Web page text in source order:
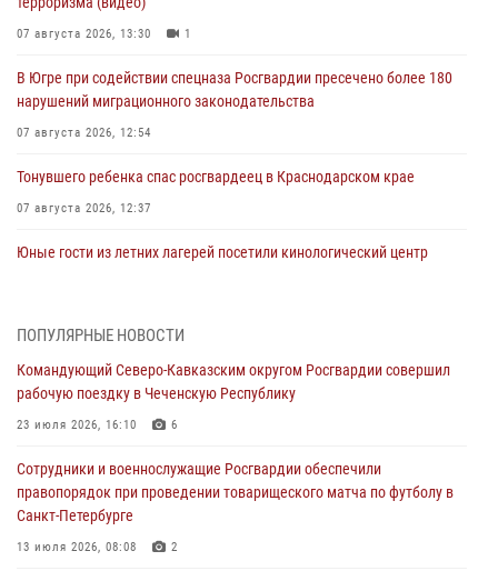
07 августа 2026, 13:30 1
В Югре при содействии спецназа Росгвардии пресечено более 180
нарушений миграционного законодательства
07 августа 2026, 12:54
Тонувшего ребенка спас росгвардеец в Краснодарском крае
07 августа 2026, 12:37
Юные гости из летних лагерей посетили кинологический центр
выпуска «Легенды армии с Александром Маршалом»
07 августа 2026, 12:00
ветераны военной контрразведки почтили память Николая
Кузнецова
07 августа 2026, 12:00
ПОПУЛЯРНЫЕ НОВОСТИ
Командующий Северо-Кавказским округом Росгвардии совершил
рабочую поездку в Чеченскую Республику
23 июля 2026, 16:10 6
Сотрудники и военнослужащие Росгвардии обеспечили
правопорядок при проведении товарищеского матча по футболу в
Санкт-Петербурге
13 июля 2026, 08:08 2